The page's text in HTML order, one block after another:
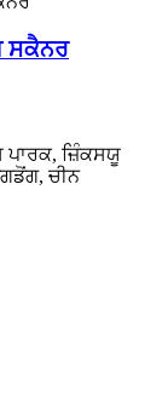
ਸਕੈਨਰ
ਪਾਰਕ, ​​ਜ਼ਿੰਕਸਯੂ
ਚੀਨ